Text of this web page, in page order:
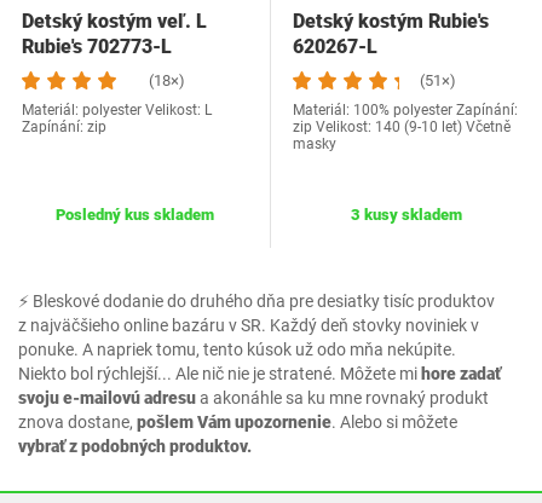
⚡ Bleskové dodanie do druhého dňa pre desiatky tisíc produktov
z najväčšieho online bazáru v SR. Každý deň stovky noviniek v
ponuke. A napriek tomu, tento kúsok už odo mňa nekúpite.
Niekto bol rýchlejší... Ale nič nie je stratené. Môžete mihore zadať
svoju e-mailovú adresua akonáhle sa ku mne rovnaký produkt
znova dostane, pošlem Vám upozornenie. Alebo si môžete
vybrať z podobných produktov.
Detský kostým veľ. L
Rubie's 702773-L
(18×)
Materiál: polyester Velikost: L
Zapínání: zip
Posledný kus skladem
Detský kostým Rubie's
620267-L
(51×)
Materiál: 100% polyester Zapínání:
zip Velikost: 140 (9-10 let) Včetně
masky
3 kusy skladem